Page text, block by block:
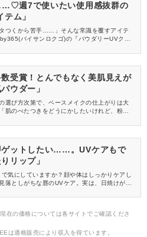
週7で使いたい使用感抜群の
テム」
タつくから苦手……」そんな常識を覆すアイテ
バイサンロクゴ)の『パウダリーUVクリ
、1枚ベールをまとったような透明感を引きだ
受賞！とんでもなく美肌見えが
ウダー」
選び方次第で、ベースメイクの仕上がりは大
肌のべたつきをどうにかしたいけれど、粉々
BROWN(ボビイ ブラウン)のフェイスパ
ゲットしたい……。UVケアもで
リップ」
気にしていますか？顔や体はしっかりケアし
落としがちな唇のUVケア。実は、日焼けが唇
シセイドウ)の「UVリップカラースプラ
す！
在の価格については各サイトでご確認くださ
は適格販売により収入を得ています。